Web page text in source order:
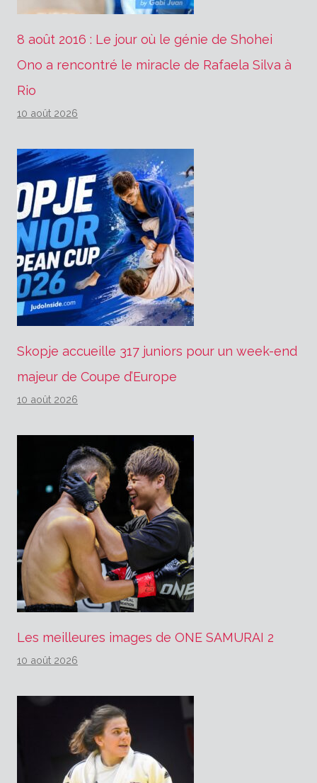
8 août 2016 : Le jour où le génie de Shohei
Ono a rencontré le miracle de Rafaela Silva à
Rio
10 août 2026
Skopje accueille 317 juniors pour un week-end
majeur de Coupe d’Europe
10 août 2026
Les meilleures images de ONE SAMURAI 2
10 août 2026